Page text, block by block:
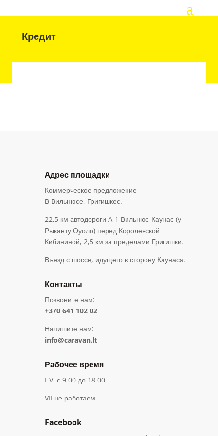
Кредит
Aдрес площадки
Коммерческое предложение
В Вильнюсе, Григишкес.
22,5 км автодороги А-1 Вильнюс-Каунас (у
Рыканту Оуоло) перед Королевской
Кибининой, 2,5 км за пределами Григишки.
Въезд с шоссе, идущего в сторону Каунаса.
Контакты
Позвоните нам:
+370 641 102 02
Напишите нам:
info@caravan.lt
Рабочее время
I-VI с 9.00 до 18.00
VII не работаем
Facebook